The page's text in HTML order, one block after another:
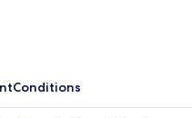
Conditions